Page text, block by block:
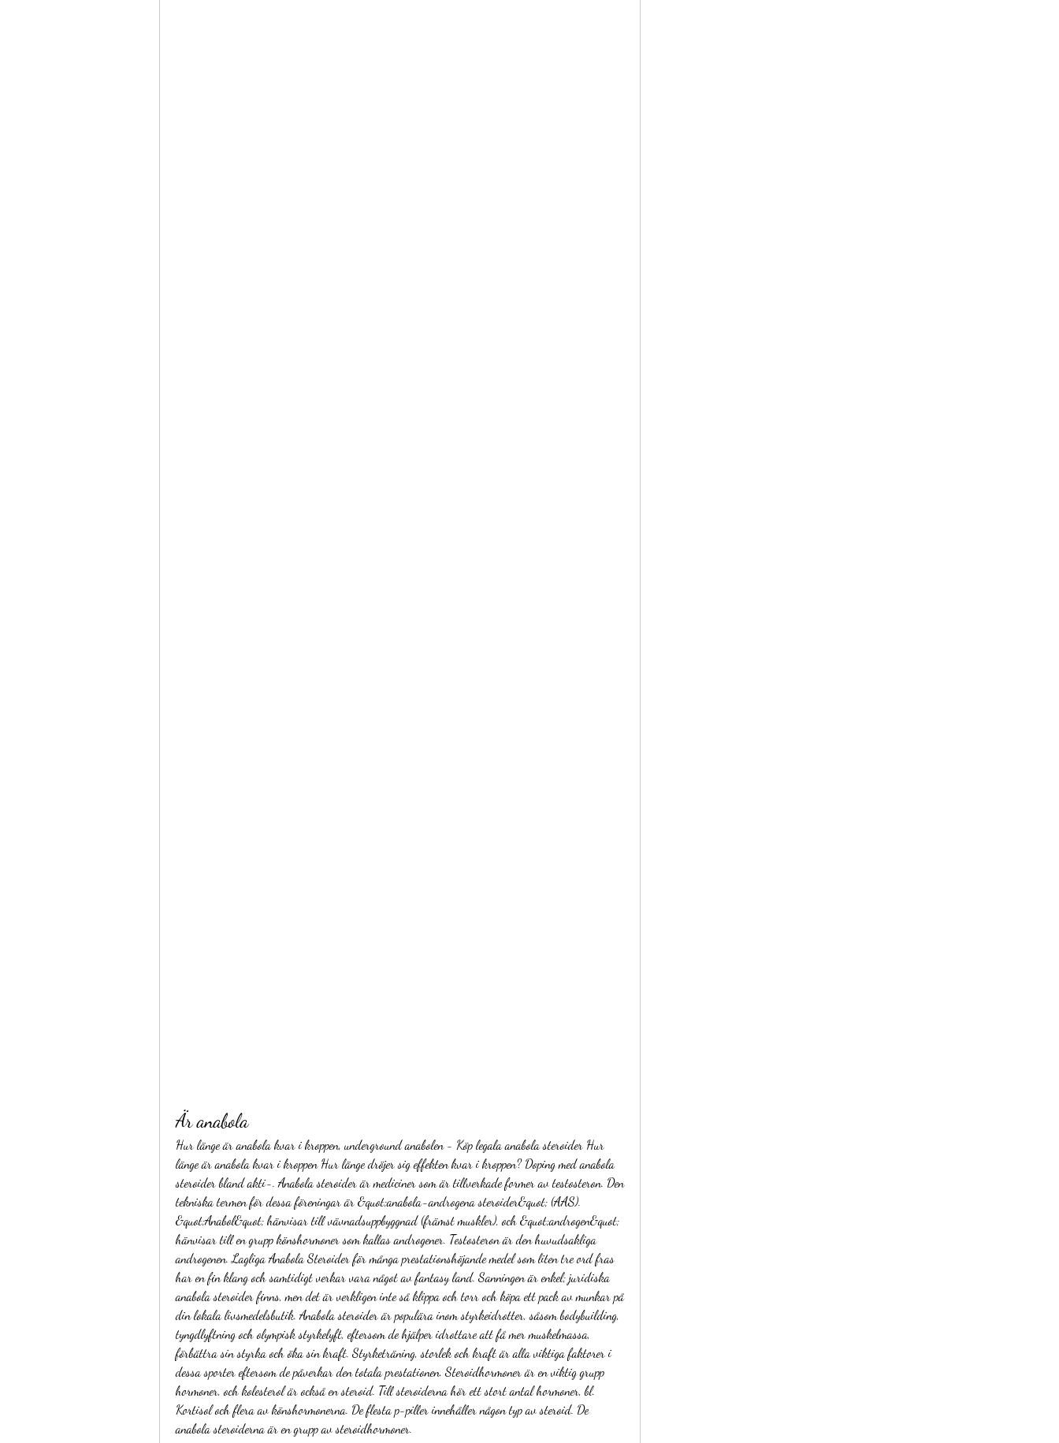
Är anabola
Hur länge är anabola kvar i kroppen, underground anabolen - Köp legala anabola steroider Hur
länge är anabola kvar i kroppen Hur länge dröjer sig effekten kvar i kroppen? Doping med anabola
steroider bland akti-. Anabola steroider är mediciner som är tillverkade former av testosteron. Den
tekniska termen för dessa föreningar är &quot;anabola-androgena steroider&quot; (AAS).
&quot;Anabol&quot; hänvisar till vävnadsuppbyggnad (främst muskler), och &quot;androgen&quot;
hänvisar till en grupp könshormoner som kallas androgener. Testosteron är den huvudsakliga
androgenen. Lagliga Anabola Steroider för många prestationshöjande medel som liten tre ord fras
har en fin klang och samtidigt verkar vara något av fantasy land. Sanningen är enkel; juridiska
anabola steroider finns, men det är verkligen inte så klippa och torr och köpa ett pack av munkar på
din lokala livsmedelsbutik. Anabola steroider är populära inom styrkeidrotter, såsom bodybuilding,
tyngdlyftning och olympisk styrkelyft, eftersom de hjälper idrottare att få mer muskelmassa,
förbättra sin styrka och öka sin kraft. Styrketräning, storlek och kraft är alla viktiga faktorer i
dessa sporter eftersom de påverkar den totala prestationen. Steroidhormoner är en viktig grupp
hormoner, och kolesterol är också en steroid. Till steroiderna hör ett stort antal hormoner, bl.
Kortisol och flera av könshormonerna. De flesta p-piller innehåller någon typ av steroid. De
anabola steroiderna är en grupp av steroidhormoner.